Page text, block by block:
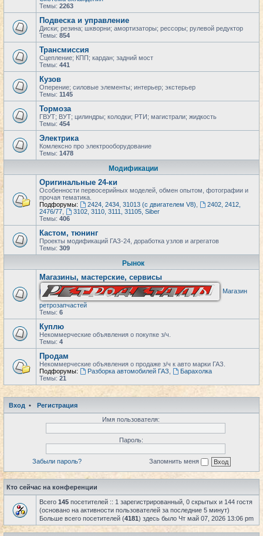
Темы: 2263
Подвеска и управление
Диски; резина; шкворни; амортизаторы; рессоры; рулевой редуктор
Темы: 854
Трансмиссия
Сцепление; КПП; кардан; задний мост
Темы: 441
Кузов
Оперение; силовые элементы; интерьер; экстерьер
Темы: 1145
Тормоза
ГВУТ; ВУТ; цилиндры; колодки; РТИ; магистрали; жидкость
Темы: 454
Электрика
Комлексно про электрооборудование
Темы: 1478
Модификации
Оригинальные 24-ки
Особенности первосерийных моделей, обмен опытом, фотографии и
прочая тематика.
Подфорумы:
2424, 2434, 31013 (с двигателем V8)
2402, 2412,
2476/77
3102, 3110, 3111, 31105, Siber
Темы: 406
Кастом, тюнинг
Проекты модификаций ГАЗ-24, доработка узлов и агрегатов
Темы: 309
Рынок
Магазины, мастерские, сервисы
Магазин
ретрозапчастей
Темы: 6
Куплю
Некоммерческие объявления о покупке з/ч.
Темы: 4
Продам
Некоммерческие объявления о продаже з/ч к авто марки ГАЗ.
Подфорумы:
Разборка автомобилей ГАЗ
Барахолка
Темы: 21
Вход •
Регистрация
Имя пользователя:
Пароль:
Забыли пароль? Запомнить меня
Кто сейчас на конференции
Всего 145 посетителей :: 1 зарегистрированный, 0 скрытых и 144 гостя
(основано на активности пользователей за последние 5 минут)
Больше всего посетителей (4181) здесь было Чт май 07, 2026 13:06 pm